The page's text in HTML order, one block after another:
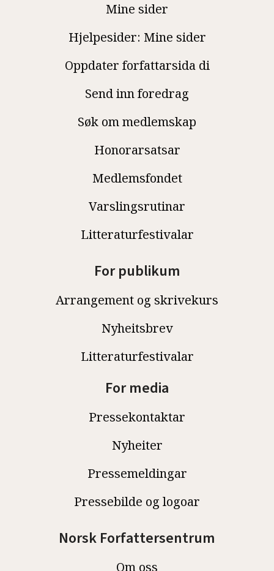
Mine sider
Hjelpesider: Mine sider
Oppdater forfattarsida di
Send inn foredrag
Søk om medlemskap
Honorarsatsar
Medlemsfondet
Varslingsrutinar
Litteraturfestivalar
For publikum
Arrangement og skrivekurs
Nyheitsbrev
Litteraturfestivalar
For media
Pressekontaktar
Nyheiter
Pressemeldingar
Pressebilde og logoar
Norsk Forfattersentrum
Om oss